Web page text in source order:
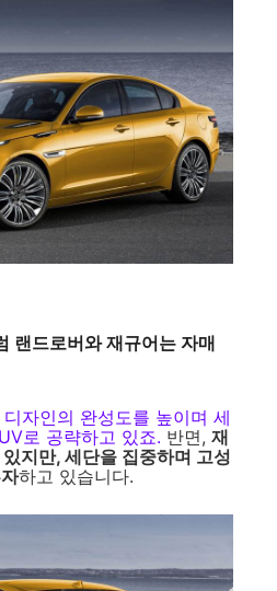
랜드로버와 재규어는 자매
디자인의 완성도를 높이며 세
로 공략하고 있죠. 반면, 재
지만, 세단을 집중하며 고성
하고 있습니다.